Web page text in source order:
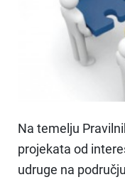
Na temelju
projekata od
udruge na